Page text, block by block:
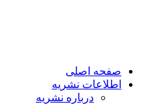
صفحه اصلی
اطلاعات نشریه
درباره نشریه